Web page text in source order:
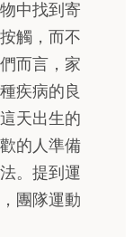
中找到寄
觸，而不
而言，家
疾病的良
天出生的
的人準備
。提到運
團隊運動